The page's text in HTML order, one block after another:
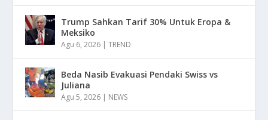
Trump Sahkan Tarif 30% Untuk Eropa &
Meksiko
Agu 6, 2026 |TREND
Beda Nasib Evakuasi Pendaki Swiss vs
Juliana
Agu 5, 2026 | NEWS